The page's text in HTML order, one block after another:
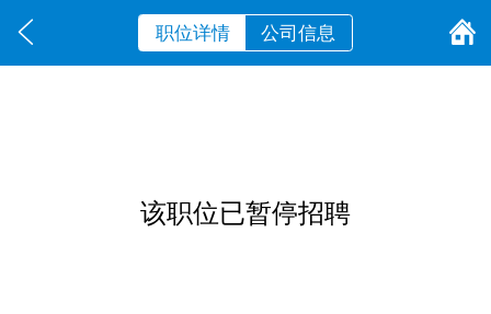
职位详情 公司信息
该职位已暂停招聘